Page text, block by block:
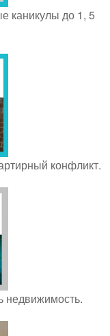
каникулы до 1, 5
конфликт.
недвижимость.